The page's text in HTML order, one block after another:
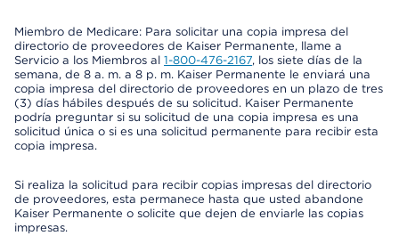
Miembro de Medicare: Para solicitar una copia impresa del
directorio de proveedores de Kaiser Permanente, llame a
Servicio a los Miembros al 1-800-476-2167, los siete días de la
semana, de 8 a. m. a 8 p. m. Kaiser Permanente le enviará una
copia impresa del directorio de proveedores en un plazo de tres
(3) días hábiles después de su solicitud. Kaiser Permanente
podría preguntar si su solicitud de una copia impresa es una
solicitud única o si es una solicitud permanente para recibir esta
copia impresa.
Si realiza la solicitud para recibir copias impresas del directorio
de proveedores, esta permanece hasta que usted abandone
Kaiser Permanente o solicite que dejen de enviarle las copias
impresas.